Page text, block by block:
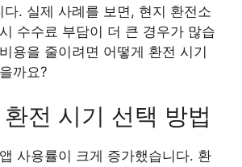
다. 실제 사례를 보면, 현지 환전소
수수료 부담이 더 큰 경우가 많습
용을 줄이려면 어떻게 환전 시기
까요?
전 시기 선택 방법
사용률이 크게 증가했습니다. 환